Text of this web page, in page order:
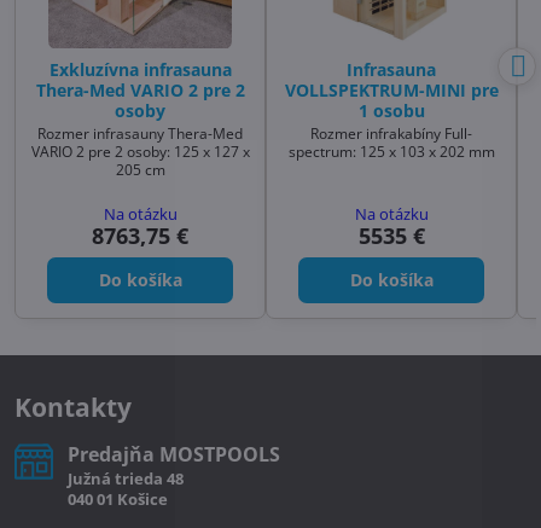
Exkluzívna infrasauna
Thera-Med VARIO 2 pre 2
osoby
Rozmer infrasauny Thera-Med
VARIO 2 pre 2 osoby: 125 x 127 x
205 cm
Na otázku
8763,75 €
Do košíka
Infrasauna
VOLLSPEKTRUM-MINI pre
1 osobu
Rozmer infrakabíny Full-
spectrum: 125 x 103 x 202 mm
Na otázku
5535 €
Do košíka
Kontakty
Predajňa MOSTPOOLS
Južná trieda 48
040 01 Košice